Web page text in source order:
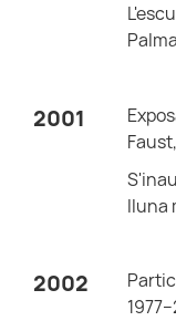
2001
lluna
2002